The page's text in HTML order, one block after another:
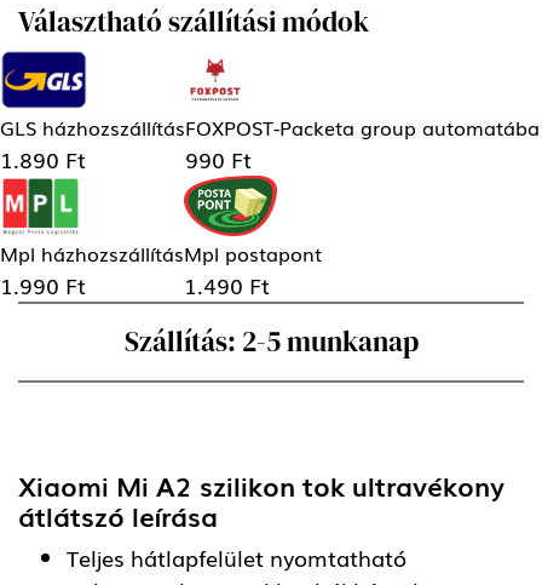
Választható szállítási módok
GLS házhozszállítás
1.890 Ft
FOXPOST-Packeta group automatába
990 Ft
Mpl házhozszállítás
1.990 Ft
Mpl postapont
1.490 Ft
Szállítás: 2-5 munkanap
Xiaomi Mi A2 szilikon tok ultravékony
átlátszó leírása
Teljes hátlapfelület nyomtatható